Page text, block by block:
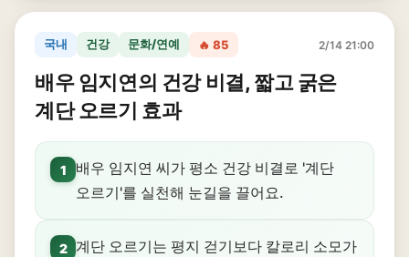
국내 건강 문화/연예 🔥 85 2/14 21:00
배우 임지연의 건강 비결, 짧고 굵은
계단 오르기 효과
1
배우 임지연 씨가 평소 건강 비결로 '계단
오르기'를 실천해 눈길을 끌어요.
2 계단 오르기는 평지 걷기보다 칼로리 소모가